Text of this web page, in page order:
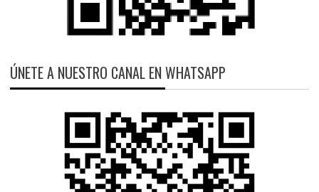
ÚNETE A NUESTRO CANAL EN WHATSAPP